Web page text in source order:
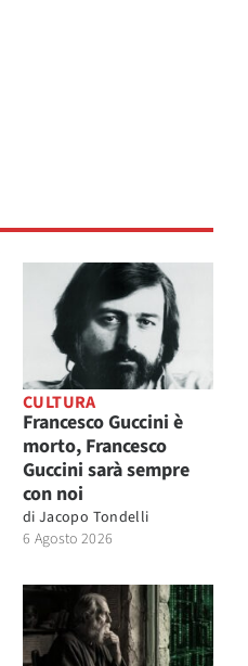
CULTURA
Francesco Guccini è
morto, Francesco
Guccini sarà sempre
con noi
di Jacopo Tondelli
6 Agosto 2026